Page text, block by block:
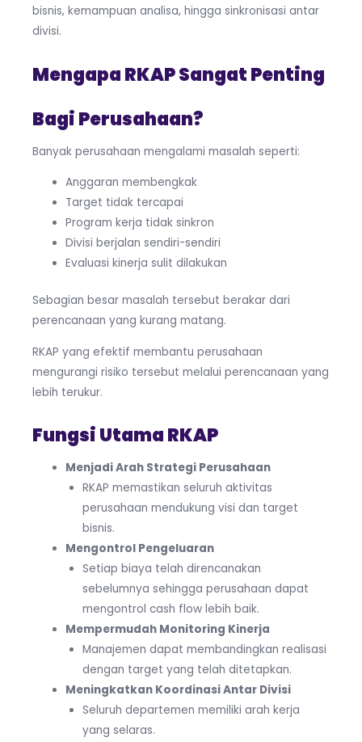
bisnis, kemampuan analisa, hingga sinkronisasi antar
divisi.
Mengapa RKAP Sangat Penting
Bagi Perusahaan?
Banyak perusahaan mengalami masalah seperti:
Anggaran membengkak
Target tidak tercapai
Program kerja tidak sinkron
Divisi berjalan sendiri-sendiri
Evaluasi kinerja sulit dilakukan
Sebagian besar masalah tersebut berakar dari
perencanaan yang kurang matang.
RKAP yang efektif membantu perusahaan
mengurangi risiko tersebut melalui perencanaan yang
lebih terukur.
Fungsi Utama RKAP
Menjadi Arah Strategi Perusahaan
RKAP memastikan seluruh aktivitas
perusahaan mendukung visi dan target
bisnis.
Mengontrol Pengeluaran
Setiap biaya telah direncanakan
sebelumnya sehingga perusahaan dapat
mengontrol cash flow lebih baik.
Mempermudah Monitoring Kinerja
Manajemen dapat membandingkan realisasi
dengan target yang telah ditetapkan.
Meningkatkan Koordinasi Antar Divisi
Seluruh departemen memiliki arah kerja
yang selaras.